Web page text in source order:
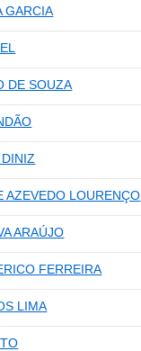
GARCIA
DE SOUZA
AZEVEDO LOURENÇO
ARAÚJO
FERREIRA
LIMA